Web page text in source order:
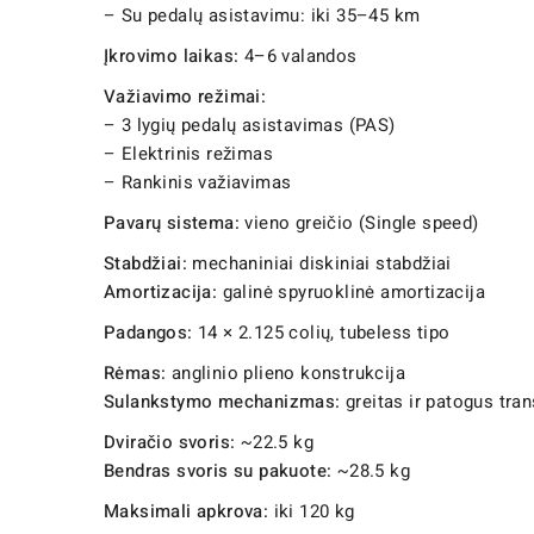
– Su pedalų asistavimu: iki 35–45 km
Įkrovimo laikas: 4–6 valandos
Važiavimo režimai:
– 3 lygių pedalų asistavimas (PAS)
– Elektrinis režimas
– Rankinis važiavimas
Pavarų sistema: vieno greičio (Single speed)
Stabdžiai: mechaniniai diskiniai stabdžiai
Amortizacija: galinė spyruoklinė amortizacija
Padangos: 14 × 2.125 colių, tubeless tipo
Rėmas: anglinio plieno konstrukcija
Sulankstymo mechanizmas: greitas ir patogus
Dviračio svoris: ~22.5 kg
Bendras svoris su pakuote: ~28.5 kg
Maksimali apkrova: iki 120 kg